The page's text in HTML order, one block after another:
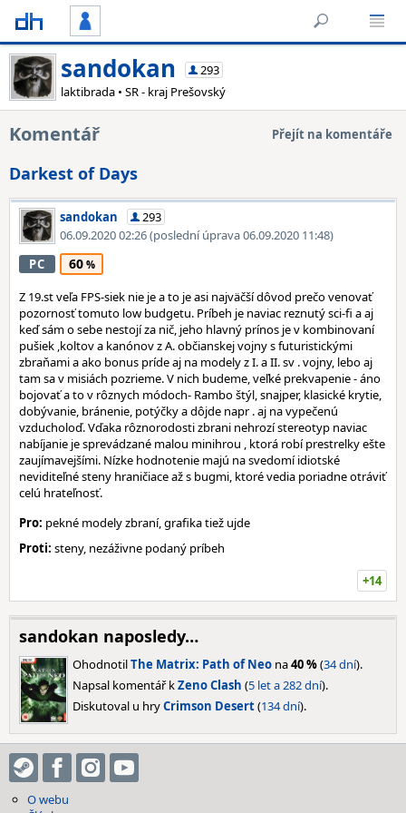
sandokan
293
laktibrada • SR - kraj Prešovský
Komentář Přejít na komentáře
Darkest of Days
sandokan
293
06.09.2020 02:26(poslední úprava 06.09.2020 11:48)
PC
60
Z 19.st veľa FPS-siek nie je a to je asi najväčší dôvod prečo venovať
pozornosť tomuto low budgetu. Príbeh je naviac reznutý sci-fi a aj
keď sám o sebe nestojí za nič, jeho hlavný prínos je v kombinovaní
pušiek ,koltov a kanónov z A. občianskej vojny s futuristickými
zbraňami a ako bonus príde aj na modely z I. a II. sv . vojny, lebo aj
tam sa v misiách pozrieme. V nich budeme, veľké prekvapenie - áno
bojovať a to v rôznych módoch- Rambo štýl, snajper, klasické krytie,
dobývanie, bránenie, potýčky a dôjde napr . aj na vypečenú
vzducholoď. Vďaka rôznorodosti zbrani nehrozí stereotyp naviac
nabíjanie je sprevádzané malou minihrou , ktorá robí prestrelky ešte
zaujímavejšími. Nízke hodnotenie majú na svedomí idiotské
neviditeľné steny hraničiace až s bugmi, ktoré vedia poriadne otráviť
celú hrateľnosť.
Pro: pekné modely zbraní, grafika tiež ujde
Proti: steny, nezáživne podaný príbeh
+14
sandokan naposledy…
OhodnotilThe Matrix: Path of Neo na40 %(34 dní).
Napsal komentář kZeno Clash (5 let a 282 dní).
Diskutoval u hryCrimson Desert(134 dní).
O webu